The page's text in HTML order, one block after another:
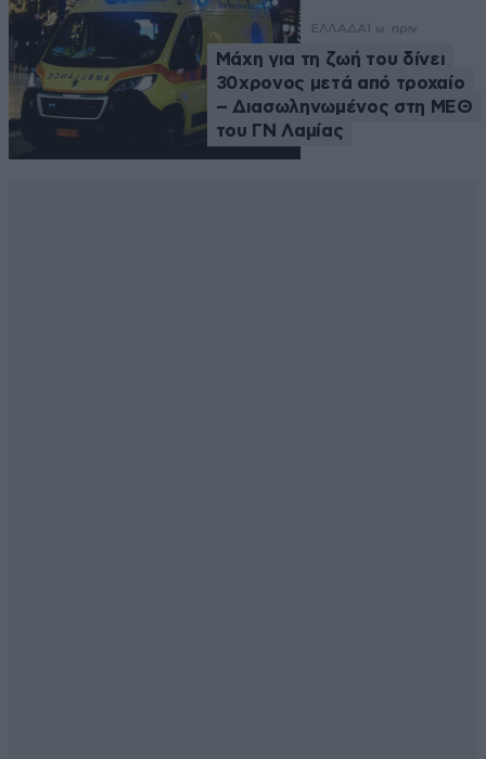
ΕΛΛΑΔΑ 1 ω. πριν
Μάχη για τη ζωή του δίνει
30χρονος μετά από τροχαίο
– Διασωληνωμένος στη ΜΕΘ
του ΓΝ Λαμίας